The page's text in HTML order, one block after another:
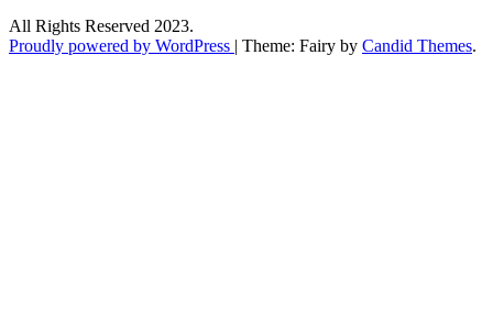
All Rights Reserved 2023.
Proudly powered by WordPress | Theme: Fairy by Candid Themes.